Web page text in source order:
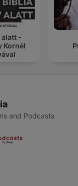
alatt -
Kornél
and Podcasts